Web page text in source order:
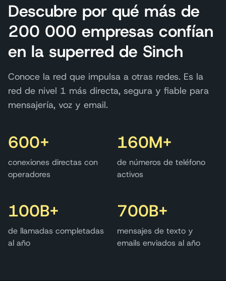
Descubre por qué más de
200 000 empresas confían
en la superred de Sinch
Conoce la red que impulsa a otras redes. Es la
red de nivel 1 más directa, segura y fiable para
mensajería, voz y email.
600+
conexiones directas con
operadores
160M+
de números de teléfono
activos
100B+
de llamadas completadas
al año
700B+
mensajes de texto y
emails enviados al año